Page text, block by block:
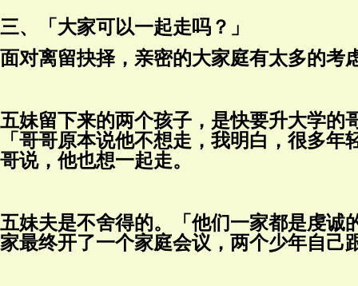
三、「大家可以一起走吗？」
面对离留抉择，亲密的大家庭有太多的考
五妹留下来的两个孩子，是快要升大学的
「哥哥原本说他不想走，我明白，很多
哥说，他也想一起走。
五妹夫是不舍得的。「他们一家都是虔诚
家最终开了一个家庭会议，两个少年自己